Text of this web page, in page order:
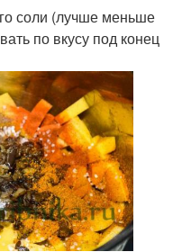
соли (лучше меньше
по вкусу под конец